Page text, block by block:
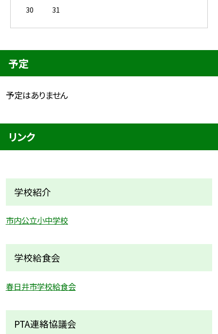
30
31
予定
予定はありません
リンク
学校紹介
市内公立小中学校
学校給食会
春日井市学校給食会
PTA連絡協議会